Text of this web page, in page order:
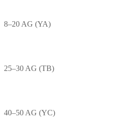
8–20 AG (YA)
25–30 AG (TB)
40–50 AG (YC)